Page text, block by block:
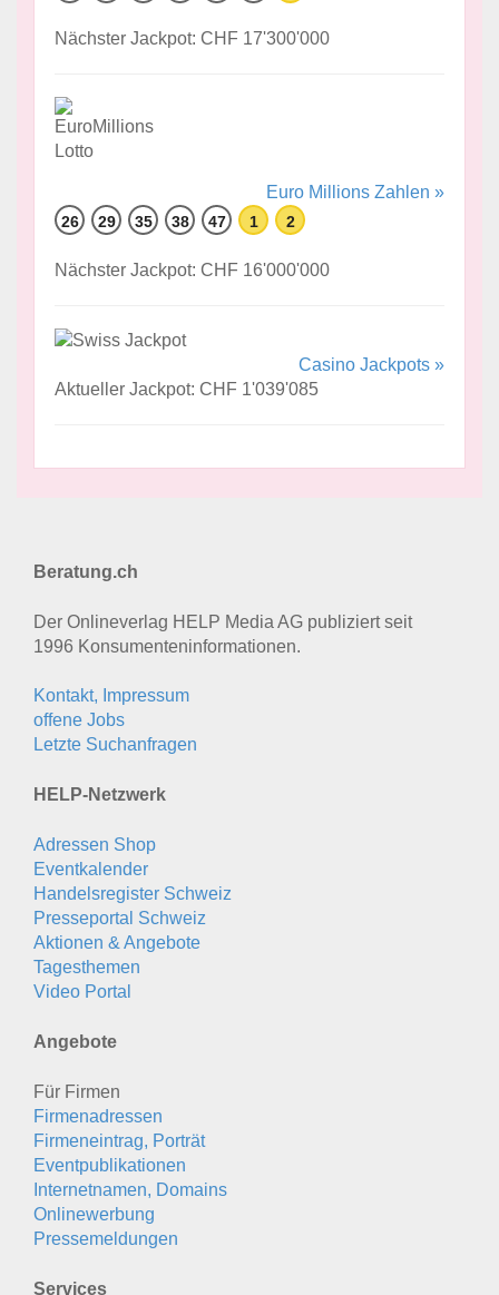
Nächster Jackpot: CHF 17'300'000
Euro Millions Zahlen »
26 29 35 38 47 1 2
Nächster Jackpot: CHF 16'000'000
Casino Jackpots »
Aktueller Jackpot: CHF 1'039'085
Beratung.ch
Der Onlineverlag HELP Media AG publiziert seit
1996 Konsumenten­informationen.
Kontakt, Impressum
offene Jobs
Letzte Suchanfragen
HELP-Netzwerk
Adressen Shop
Eventkalender
Handelsregister Schweiz
Presseportal Schweiz
Aktionen & Angebote
Tagesthemen
Video Portal
Angebote
Für Firmen
Firmenadressen
Firmeneintrag, Porträt
Eventpublikationen
Internetnamen, Domains
Onlinewerbung
Pressemeldungen
Services